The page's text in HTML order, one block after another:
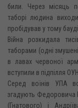
били. Через місяць
таборі людина
пробідував у тому
Війна розкидала
таборами (одні
в лавах червоної
вступили в підпілля
Серед воїнів УПА
згадують Федоровича
(Гнатового) і